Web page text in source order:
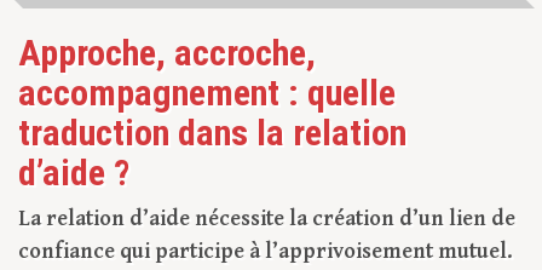
Approche, accroche,
accompagnement : quelle
traduction dans la relation
d’aide ?
La relation d’aide nécessite la création d’un lien de
confiance qui participe à l’apprivoisement mutuel.